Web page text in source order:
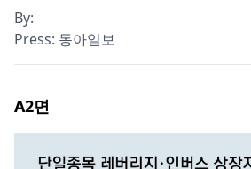
By:
Press: 동아일보
A2면